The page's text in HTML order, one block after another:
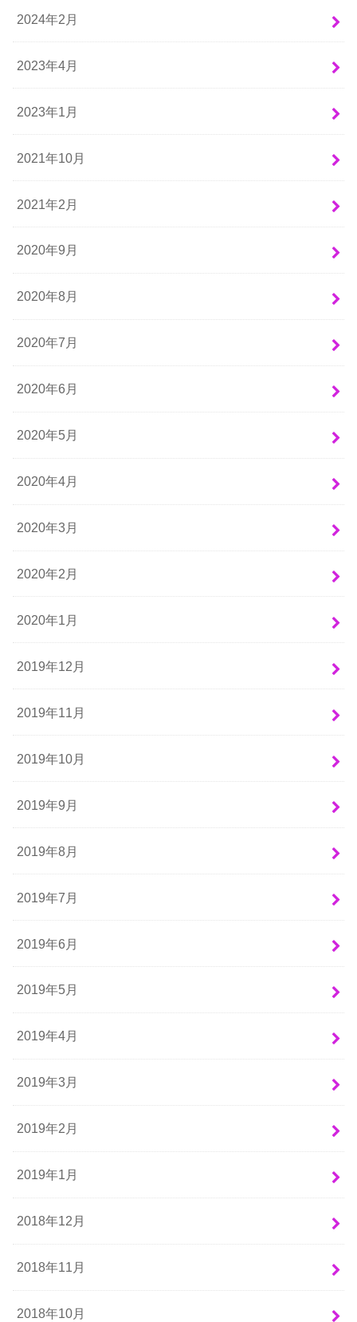
2024年2月
2023年4月
2023年1月
2021年10月
2021年2月
2020年9月
2020年8月
2020年7月
2020年6月
2020年5月
2020年4月
2020年3月
2020年2月
2020年1月
2019年12月
2019年11月
2019年10月
2019年9月
2019年8月
2019年7月
2019年6月
2019年5月
2019年4月
2019年3月
2019年2月
2019年1月
2018年12月
2018年11月
2018年10月